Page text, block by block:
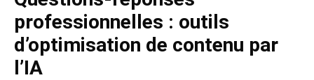
professionnelles : outils
d’optimisation de contenu par
l’IA